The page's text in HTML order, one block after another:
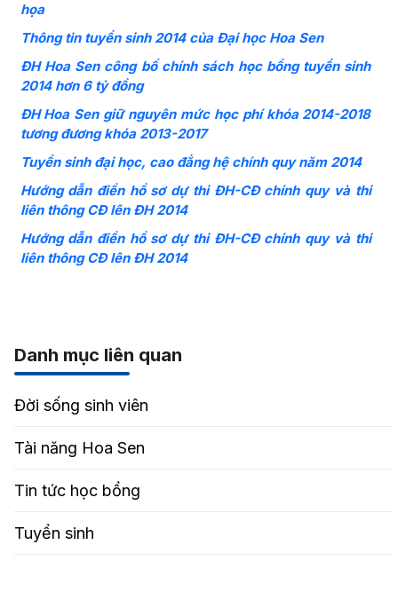
họa
Thông tin tuyển sinh 2014 của Đại học Hoa Sen
ĐH Hoa Sen công bố chính sách học bổng tuyển sinh
2014 hơn 6 tỷ đồng
ĐH Hoa Sen giữ nguyên mức học phí khóa 2014-2018
tương đương khóa 2013-2017
Tuyển sinh đại học, cao đẳng hệ chính quy năm 2014
Hướng dẫn điền hồ sơ dự thi ĐH-CĐ chính quy và thi
liên thông CĐ lên ĐH 2014
Hướng dẫn điền hồ sơ dự thi ĐH-CĐ chính quy và thi
liên thông CĐ lên ĐH 2014
Danh mục liên quan
Đời sống sinh viên
Tài năng Hoa Sen
Tin tức học bổng
Tuyển sinh